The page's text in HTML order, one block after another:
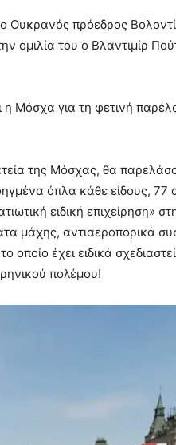
Ουκρανός πρόεδρος
ομιλία του ο Βλαντιμίρ
η Μόσχα για τη φετινή
της Μόσχας, θα
όπλα κάθε είδους, 77
ειδική επιχείρηση»
μάχης, αντιαεροπορικά
έχει ειδικά
πολέμου!